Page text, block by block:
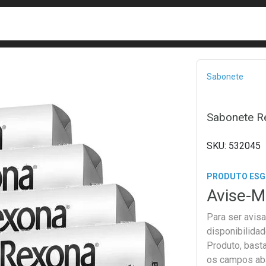
Sabonete
Sabonete
532045
PRODUTO
Avise-
Para ser
Produto,
os campos